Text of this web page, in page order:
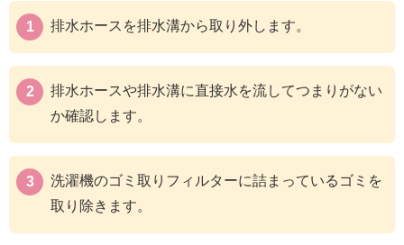
排水ホースを排水溝から取り外します。
排水ホースや排水溝に直接水を流してつまりがない
か確認します。
洗濯機のゴミ取りフィルターに詰まっているゴミを
取り除きます。